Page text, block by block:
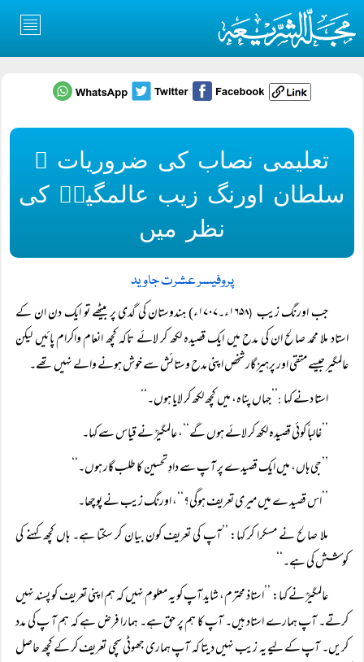
تعلیمی نصاب کی ضروریات ۔
سلطان اورنگ زیب عالمگیرؒ کی
نظر میں
پروفیسر عشرت جاوید
جب اورنگ زیب (
۱۶۵۸ء۔۱۷۰۷ء) ہندوستان کی گدی پر بیٹھے تو ایک دن ان کے
استاد ملا محمد صالح ان کی مدح میں ایک قصیدہ لکھ کر لائے تاکہ کچھ انعام واکرام پائیں لیکن
عالمگیر جیسے متقی اور پرہیز گار شخص اپنی مدح وستائش سے خوش ہونے والے نہیں تھے۔
استا دنے کہا : ’’جہاں پناہ، میں کچھ لکھ کر لایا ہوں۔‘‘
’’غالباً کوئی قصیدہ لکھ کر لائے ہوں گے‘‘، عالمگیرؒ نے قیاس سے کہا۔
’’جی ہاں، میں ایک قصیدے پر آ پ سے دادِ تحسین کا طلب گار ہوں۔‘‘
’’اس قصید ے میں میری تعریف ہوگی؟‘‘، اورنگ زیب نے پوچھا۔
ملا صالح نے مسکرا کر کہا: ’’آپ کی تعریف کون بیان کر سکتا ہے۔ ہاں کچھ کہنے کی
کوشش کی ہے۔‘‘
عالمگیرؒ نے کہا: ’’استاذ محترم، شاید آپ کو یہ معلوم نہیں کہ ہم اپنی تعریف کو پسند نہیں
کرتے۔ آپ ہمارے استاد ہیں۔ آپ کا ہم پر حق ہے۔ ہمارا فرض ہے کہ ہم آ پ کی مدد
کریں۔ آپ کے لیے یہ زیب نہیں دیتا کہ آپ ہماری جھوٹی سچی تعریف کر کے کچھ حاصل